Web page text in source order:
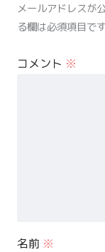
メールアドレスが
る欄は必須項目です
コメント ※
名前 ※